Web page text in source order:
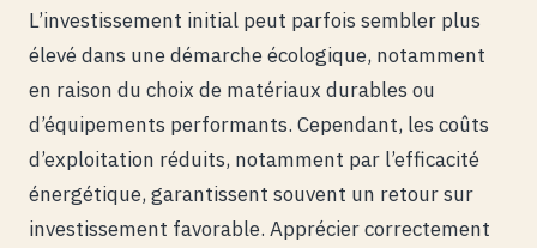
L’investissement initial peut parfois sembler plus
élevé dans une démarche écologique, notamment
en raison du choix de matériaux durables ou
d’équipements performants. Cependant, les coûts
d’exploitation réduits, notamment par l’efficacité
énergétique, garantissent souvent un retour sur
investissement favorable. Apprécier correctement